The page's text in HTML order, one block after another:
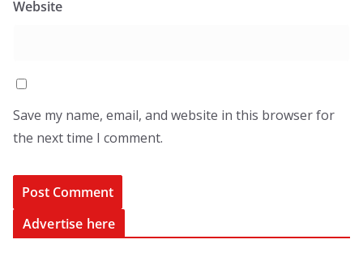
Website
Save my name, email, and website in this browser for
the next time I comment.
Advertise here